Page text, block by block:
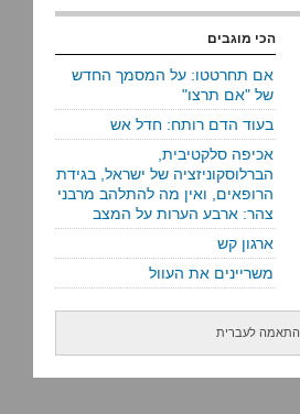
הכי מוגבים
אם תחרטטו: על המסמך החדש
של "אם תרצו"
בעוד הדם רותח: חדל אש
אכיפה סלקטיבית,
הברלוסקוניזציה של ישראל, בגידת
הרופאים, ואין מה להתלהב מרבני
צהר: ארבע הערות על המצב
ארגון קש
משריינים את העוול
התאמה לעברית